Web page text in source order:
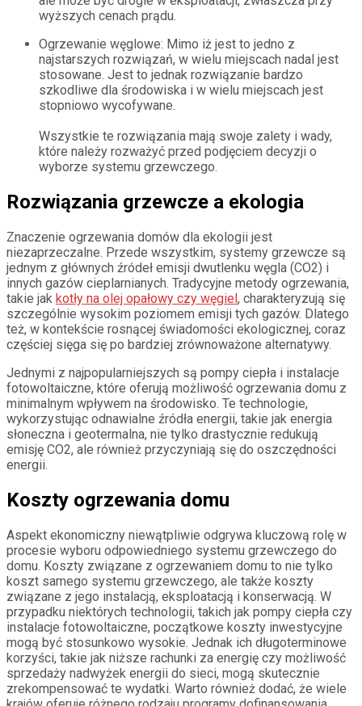
wyższych cenach prądu.
Ogrzewanie węglowe: Mimo iż jest to jedno z
najstarszych rozwiązań, w wielu miejscach nadal jest
stosowane. Jest to jednak rozwiązanie bardzo
szkodliwe dla środowiska i w wielu miejscach jest
stopniowo wycofywane.
Wszystkie te rozwiązania mają swoje zalety i wady,
które należy rozważyć przed podjęciem decyzji o
wyborze systemu grzewczego.
Rozwiązania grzewcze a ekologia
Znaczenie ogrzewania domów dla ekologii jest
niezaprzeczalne. Przede wszystkim, systemy grzewcze są
jednym z głównych źródeł emisji dwutlenku węgla (CO2) i
innych gazów cieplarnianych. Tradycyjne metody ogrzewania,
takie jak kotły na olej opałowy czy węgiel , charakteryzują się
szczególnie wysokim poziomem emisji tych gazów. Dlatego
też, w kontekście rosnącej świadomości ekologicznej, coraz
częściej sięga się po bardziej zrównoważone alternatywy.
Jednymi z najpopularniejszych są pompy ciepła i instalacje
fotowoltaiczne, które oferują możliwość ogrzewania domu z
minimalnym wpływem na środowisko. Te technologie,
wykorzystując odnawialne źródła energii, takie jak energia
słoneczna i geotermalna, nie tylko drastycznie redukują
emisję CO2, ale również przyczyniają się do oszczędności
energii.
Koszty ogrzewania domu
Aspekt ekonomiczny niewątpliwie odgrywa kluczową rolę w
procesie wyboru odpowiedniego systemu grzewczego do
domu. Koszty związane z ogrzewaniem domu to nie tylko
koszt samego systemu grzewczego, ale także koszty
związane z jego instalacją, eksploatacją i konserwacją. W
przypadku niektórych technologii, takich jak pompy ciepła czy
instalacje fotowoltaiczne, początkowe koszty inwestycyjne
mogą być stosunkowo wysokie. Jednak ich długoterminowe
korzyści, takie jak niższe rachunki za energię czy możliwość
sprzedaży nadwyżek energii do sieci, mogą skutecznie
zrekompensować te wydatki. Warto również dodać, że wiele